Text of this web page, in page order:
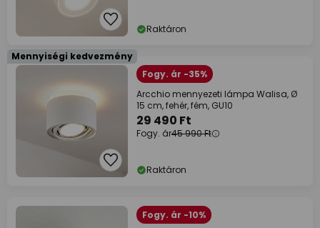
Raktáron
Mennyiségi kedvezmény
Fogy. ár -35%
Arcchio mennyezeti lámpa Walisa, Ø
15 cm, fehér, fém, GU10
29 490 Ft
Fogy. ár45 990 Ft
Raktáron
Fogy. ár -10%